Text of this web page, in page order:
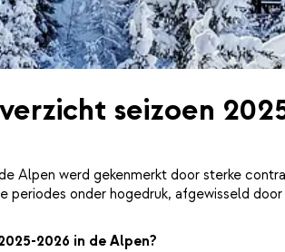
seizoen
Alpen werd gekenmerkt door sterke
periodes onder hogedruk, afgewisseld
2026 in de Alpen?